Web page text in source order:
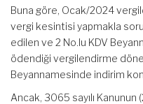
Buna göre, Ocak/2024
vergi kesintisi yapmakla
edilen ve 2 No.lu KDV
ödendiği vergilendirme
Beyannamesinde indirim
Ancak, 3065 sayılı Kanunun